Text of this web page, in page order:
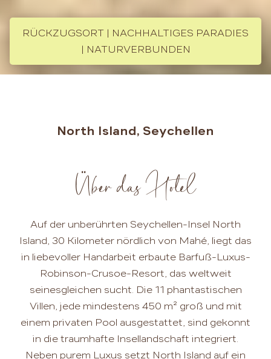
RÜCKZUGSORT | NACHHALTIGES PARADIES
| NATURVERBUNDEN
North Island, Seychellen
Über das Hotel
Auf der unberührten Seychellen-Insel North
Island, 30 Kilometer nördlich von Mahé, liegt das
in liebevoller Handarbeit erbaute Barfuß-Luxus-
Robinson-Crusoe-Resort, das weltweit
seinesgleichen sucht. Die 11 phantastischen
Villen, jede mindestens 450 m² groß und mit
einem privaten Pool ausgestattet, sind gekonnt
in die traumhafte Insellandschaft integriert.
Neben purem Luxus setzt North Island auf ein